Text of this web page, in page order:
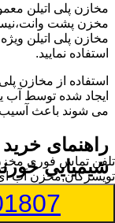
مخازن پلی اتیلن
مخزن پشت
مخازن پلی اتیلن
استفاده نمایید.
استفاده از مخازن
ایجاد شده توسط آب
می شوند باعث
راهنمای
شیمیایی
مخزن ذخیره اسید و
بتوانند در برابر
تلفن تماس فوری
تویسرکان,مخزن آب